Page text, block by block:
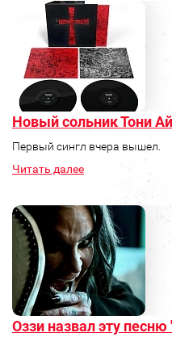
Новый сольник Тони
Первый сингл вчера вышел.
Читать далее
Оззи назвал эту